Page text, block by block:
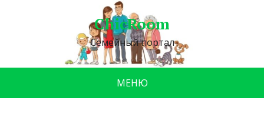
ChicRoom
Семейный портал
МЕНЮ